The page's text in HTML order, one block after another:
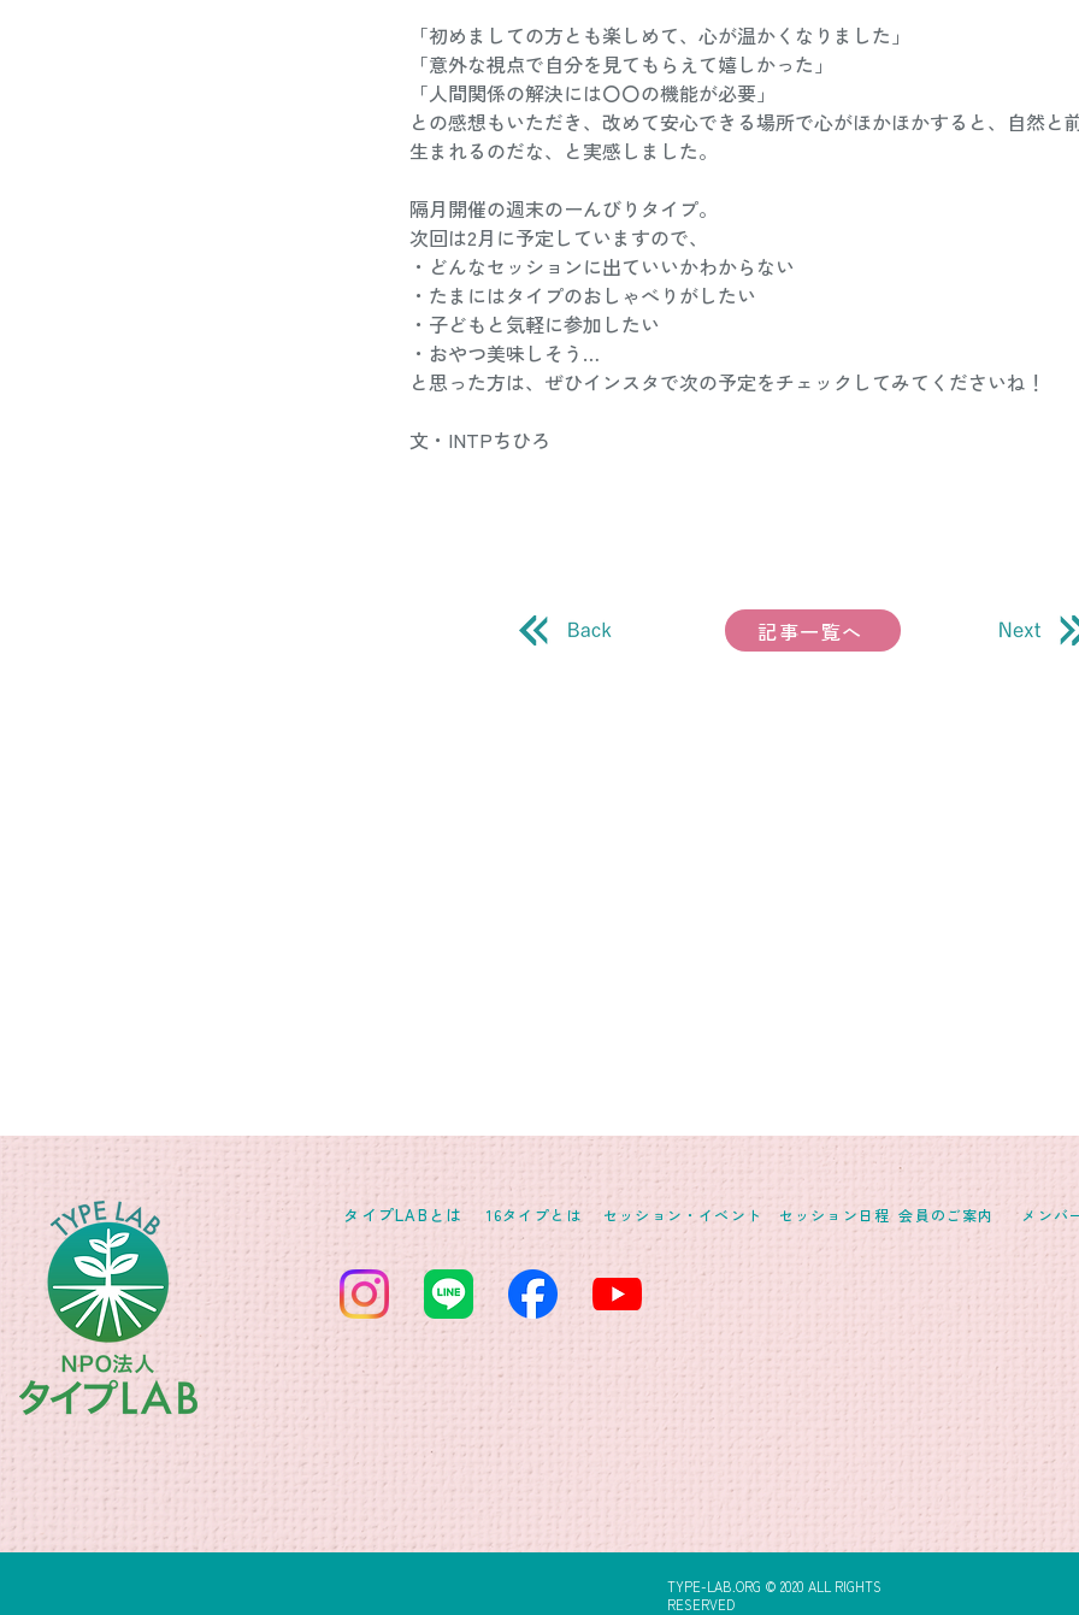
「初めましての方とも楽しめて、心が温かくなりました」
「意外な視点で自分を見てもらえて嬉しかった」
「人間関係の解決には〇〇の機能が必要」
との感想もいただき、改めて安心できる場所で心がほかほかすると、自然と
生まれるのだな、と実感しました。
隔月開催の週末のーんびりタイプ。
次回は2月に予定していますので、
・どんなセッションに出ていいかわからない
・たまにはタイプのおしゃべりがしたい
・子どもと気軽に参加したい
・おやつ美味しそう…
と思った方は、ぜひインスタで次の予定をチェックしてみてくださいね！
文・INTPちひろ
記事一覧へ
タイプLABとは 16タイプとは セッション・イベント セッション日程 会員のご案内 メンバ
TYPE-LAB.ORG © 2020 ALL RIGHTS
RESERVED​